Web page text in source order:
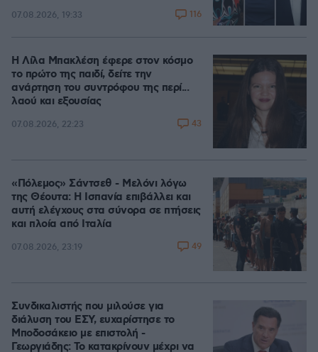
07.08.2026, 19:33 116
Η Λίλα Μπακλέση έφερε στον κόσμο
το πρώτο της παιδί, δείτε την
ανάρτηση του συντρόφου της περί...
λαού και εξουσίας
07.08.2026, 22:23 43
«Πόλεμος» Σάντσεθ - Μελόνι λόγω
της Θέουτα: Η Ισπανία επιβάλλει και
αυτή ελέγχους στα σύνορα σε πτήσεις
και πλοία από Ιταλία
07.08.2026, 23:19 49
Συνδικαλιστής που μιλούσε για
διάλυση του ΕΣΥ, ευχαρίστησε το
Μποδοσάκειο με επιστολή -
Γεωργιάδης: Το κατακρίνουν μέχρι να